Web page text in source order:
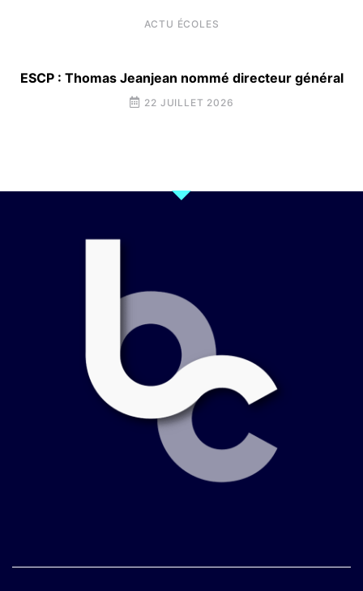
ACTU ÉCOLES
ESCP : Thomas Jeanjean nommé directeur général
22 JUILLET 2026